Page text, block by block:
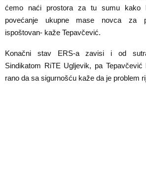
ćemo naći prostora za tu sumu
povećanje ukupne mase novca za
ispoštovan- kaže Tepavčević.
Konačni stav ERS-a zavisi i od
Sindikatom RiTE Ugljevik, pa
rano da sa sigurnošću kaže da je problem